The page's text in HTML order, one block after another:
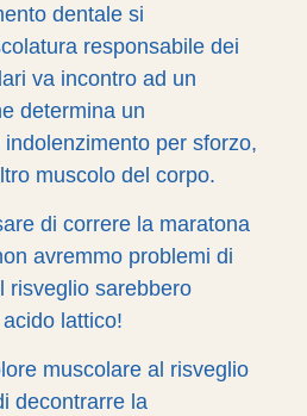
dentale si
responsabile dei
va incontro ad un
determina un
per sforzo,
muscolo del corpo.
di correre la maratona
avremmo problemi di
risveglio sarebbero
lattico!
muscolare al risveglio
decontrarre la